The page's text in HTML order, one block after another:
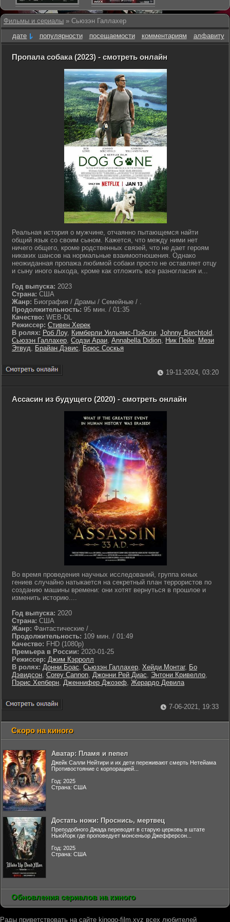
Фильмы и сериалы » Сьюзэн Галлахер
дате
популярности посещаемости комментариям алфавиту
Пропала собака (2023) - смотреть онлайн
Реальная история о мужчине, отчаянно пытающемся найти
общий язык со своим сыном. Кажется, что между ними нет
ничего общего, кроме родственных связей, что не дает героям
никаких шансов на нормальные взаимоотношения. Однако
неожиданная пропажа любимой собаки просто не оставляет отцу
и сыну иного выхода, кроме как отложить все разногласия и...
Год выпуска: 2023
Страна: США
Жанр: Биография / Драмы / Семейные / .
Продолжительность: 95 мин. / 01:35
Качество: WEB-DL
Режиссер: Стивен Херек
В ролях: Роб Лоу, Кимберли Уильямс-Пэйсли, Johnny Berchtold,
Сьюзэн Галлахер, Содзи Араи, Annabella Didion, Ник Пейн, Мези
Этвуд, Брайан Дэвис, Брюс Соскья
19-11-2024, 03:20
Ассасин из будущего (2020) - смотреть онлайн
Во время проведения научных исследований, группа юных
гениев случайно натыкается на секретный план террористов по
созданию машины времени: они хотят вернуться в прошлое и
изменить историю....
Год выпуска: 2020
Страна: США
Жанр: Фантастические / .
Продолжительность: 109 мин. / 01:49
Качество: FHD (1080p)
Премьера в России: 2020-01-25
Режиссер: Джим Кэрролл
В ролях: Донни Боас, Сьюзэн Галлахер, Хейди Монтаг, Бо
Дэвидсон, Corey Cannon, Джонни Рей Диас, Энтони Кривелло,
Пэрис Хепберн, Дженнифер Джозеф, Жерардо Девила
7-06-2021, 19:33
Скоро на киного
Аватар: Пламя и пепел
Джейк Салли Нейтири и их дети переживают смерть Нетейама
Противостояние с корпорацией...
Год: 2025
Страна: США
Достать ножи: Проснись, мертвец
Преподобного Джада переводят в старую церковь в штате
НьюЙорк где проповедует монсеньор Джефферсон...
Год: 2025
Страна: США
Обновления сериалов на киного
Рады приветствовать на сайте kinogo-film.xyz всех любителей